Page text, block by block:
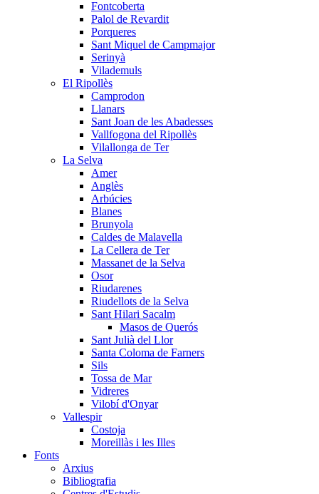
Fontcoberta
Palol de Revardit
Porqueres
Sant Miquel de Campmajor
Serinyà
Vilademuls
El Ripollès
Camprodon
Llanars
Sant Joan de les Abadesses
Vallfogona del Ripollès
Vilallonga de Ter
La Selva
Amer
Anglès
Arbúcies
Blanes
Brunyola
Caldes de Malavella
La Cellera de Ter
Massanet de la Selva
Osor
Riudarenes
Riudellots de la Selva
Sant Hilari Sacalm
Masos de Querós
Sant Julià del Llor
Santa Coloma de Farners
Sils
Tossa de Mar
Vidreres
Vilobí d'Onyar
Vallespir
Costoja
Moreillàs i les Illes
Fonts
Arxius
Bibliografia